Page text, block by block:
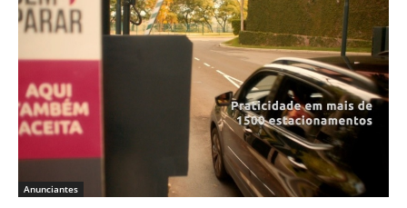
Anunciantes